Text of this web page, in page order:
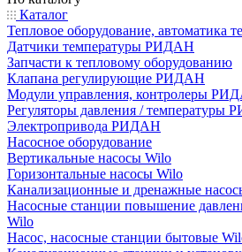
Каталог
Тепловое оборудование, автоматика
Датчики температуры РИДАН
Запчасти к тепловому оборудованию
Клапана регулирующие РИДАН
Модули управления, контролеры
Регуляторы давления / температуры
Электропривода РИДАН
Насосное оборудование
Вертикальные насосы Wilo
Горизонтальные насосы Wilo
Канализационные и дренажные
Насосные станции повышение
Wilo
Насос, насосные станции бытовые